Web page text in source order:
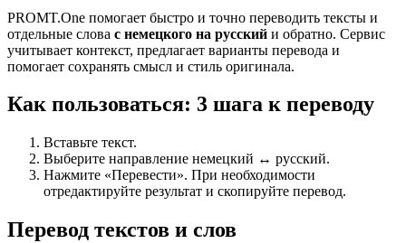
PROMT.One помогает быстро и точно переводить тексты и
отдельные слова с немецкого на русский и обратно. Сервис
учитывает контекст, предлагает варианты перевода и
помогает сохранять смысл и стиль оригинала.
Как пользоваться: 3 шага к переводу
Вставьте текст.
Выберите направление немецкий ↔ русский.
Нажмите «Перевести». При необходимости
отредактируйте результат и скопируйте перевод.
Перевод текстов и слов